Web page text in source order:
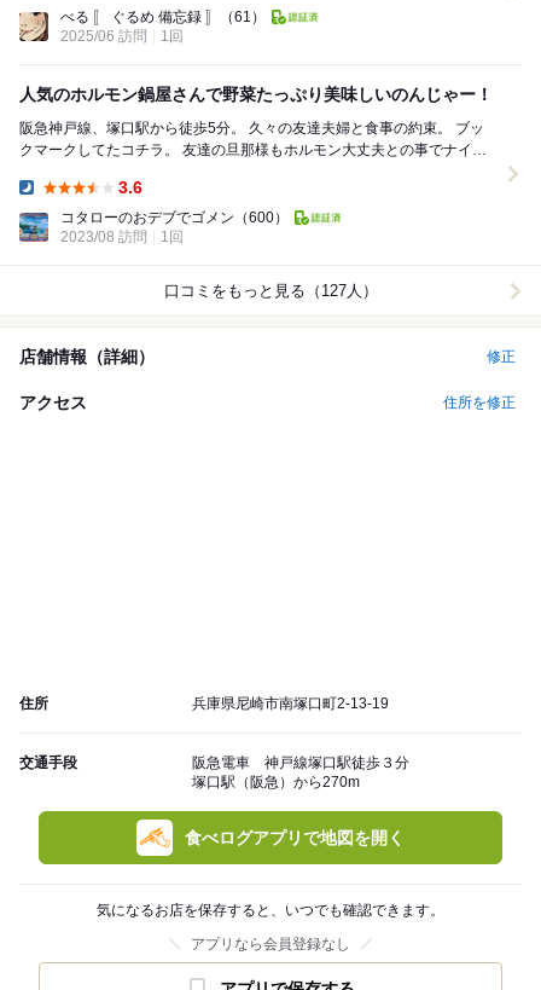
べる 〚 ぐるめ 備忘録 〛
（61）
2025/06 訪問
1回
人気のホルモン鍋屋さんで野菜たっぷり美味しいのんじゃー！
阪急神戸線、塚口駅から徒歩5分。 久々の友達夫婦と食事の約束。 ブッ
クマークしてたコチラ。 友達の旦那様もホルモン大丈夫との事でナイス
3.6
コタローのおデブでゴメン （600）
2023/08 訪問
1回
口コミをもっと見る（127人）
店舗情報（詳細） 修正
アクセス 住所を修正
住所 兵庫県尼崎市南塚口町2-13-19
交通手段
阪急電車 神戸線塚口駅徒歩３分
塚口駅（阪急）から270m
食べログアプリで地図を開く
気になるお店を保存すると、いつでも確認できます。
アプリなら会員登録なし